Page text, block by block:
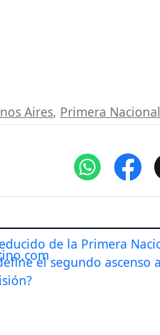
Aires, Primera Nacional